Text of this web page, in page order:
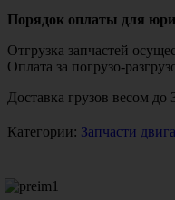
Порядок оплаты для
Отгрузка запчастей
Оплата за погрузо-
Доставка грузов весом
Категории: Запчасти